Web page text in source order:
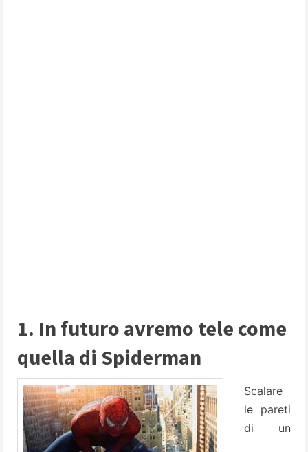
1. In futuro avremo tele come
quella di Spiderman
Scalare
le pareti
di un